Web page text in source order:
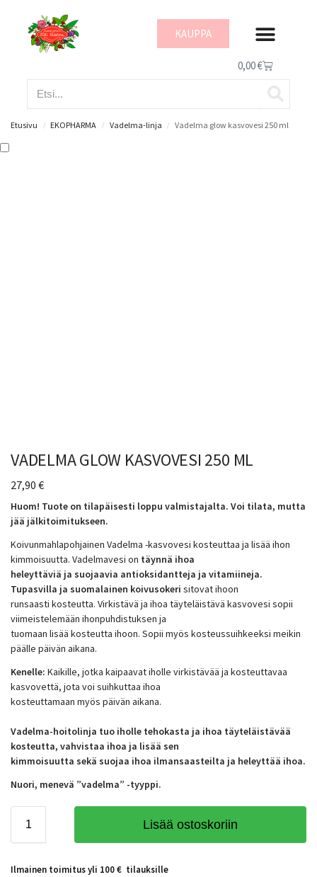
KAUPPA
0,00€
Etusivu / EKOPHARMA / Vadelma-linja / Vadelma glow kasvovesi 250 ml
VADELMA GLOW KASVOVESI 250 ML
27,90 €
Huom! Tuote on tilapäisesti loppu valmistajalta. Voi tilata, mutta
jää jälkitoimitukseen.
Koivunmahlapohjainen Vadelma -kasvovesi kosteuttaa ja lisää ihon
kimmoisuutta. Vadelmavesi on täynnä ihoa
heleyttäviä ja suojaavia antioksidantteja ja vitamiineja.
Tupasvilla ja suomalainen koivusokeri sitovat ihoon
runsaasti kosteutta. Virkistävä ja ihoa täyteläistävä kasvovesi sopii
viimeistelemään ihonpuhdistuksen ja
tuomaan lisää kosteutta ihoon. Sopii myös kosteussuihkeeksi meikin
päälle päivän aikana.
Kenelle: Kaikille, jotka kaipaavat iholle virkistävää ja kosteuttavaa
kasvovettä, jota voi suihkuttaa ihoa
kosteuttamaan myös päivän aikana.
Vadelma-hoitolinja tuo iholle tehokasta ja ihoa täyteläistävää
kosteutta, vahvistaa ihoa ja lisää sen
kimmoisuutta sekä suojaa ihoa ilmansaasteilta ja heleyttää ihoa.
Nuori, menevä ”vadelma” -tyyppi.
Lisää ostoskoriin
Ilmainen toimitus yli 100 € tilauksille